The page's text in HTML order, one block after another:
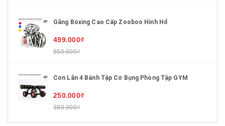
Găng Boxing Cao Cấp Zooboo Hình Hổ
499.000₫
650.000₫
Con Lăn 4 Bánh Tập Cơ Bụng Phòng Tập GYM
250.000₫
380.000₫